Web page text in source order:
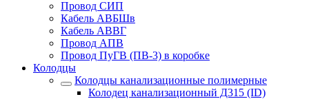
Провод СИП
Кабель АВБШв
Кабель АВВГ
Провод АПВ
Провод ПуГВ (ПВ-3) в коробке
Колодцы
Колодцы канализационные полимерные
Колодец канализационный Д315 (ID)